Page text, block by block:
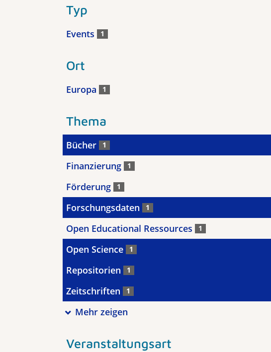
Typ
Events 1
Ort
Europa 1
Thema
Bücher 1
Finanzierung 1
Förderung 1
Forschungsdaten 1
Open Educational Ressources 1
Open Science 1
Repositorien 1
Zeitschriften 1
Mehr zeigen
Veranstaltungsart